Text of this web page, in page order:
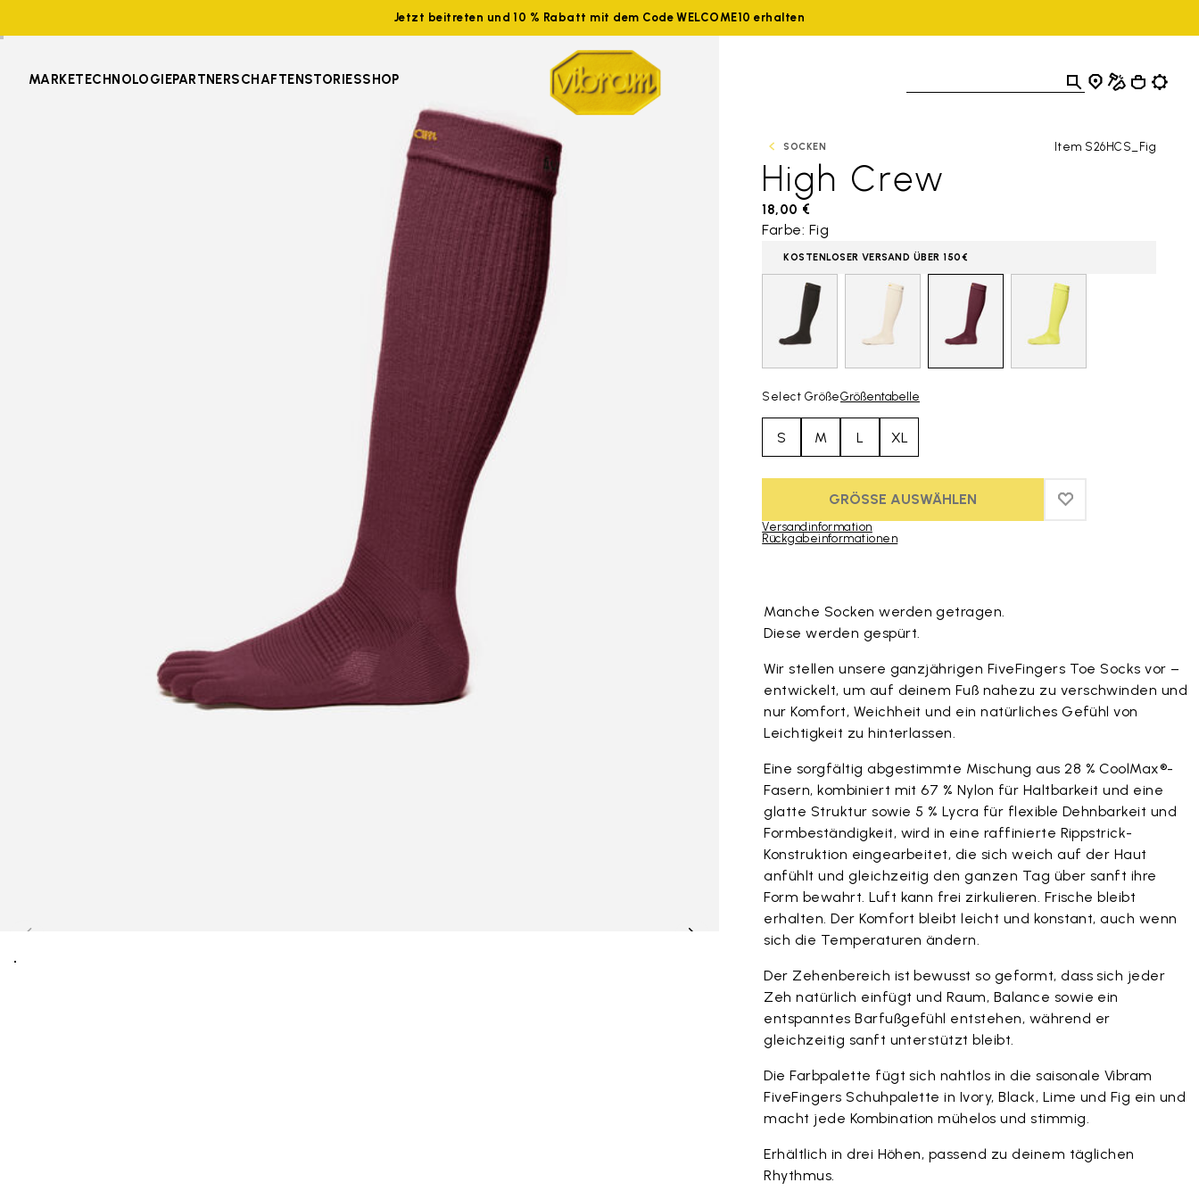
Jetzt beitreten und 10 % Rabatt mit dem Code WELCOME10 erhalten
MARKETECHNOLOGIEPARTNERSCHAFTENSTORIESSHOP
SOCKEN Item S26HCS_Fig
High Crew
18,00 €
Farbe: Fig
KOSTENLOSER VERSAND ÜBER 150€
Select GrößeGrößentabelle
S M L XL
GRÖSSE AUSWÄHLEN ADD TO WISHLIST
ADD TO WISHLIST
Versandinformation
Rückgabeinformationen
Manche Socken werden getragen.
Diese werden gespürt.
Wir stellen unsere ganzjährigen FiveFingers Toe Socks vor –
entwickelt, um auf deinem Fuß nahezu zu verschwinden und
nur Komfort, Weichheit und ein natürliches Gefühl von
Leichtigkeit zu hinterlassen.
Eine sorgfältig abgestimmte Mischung aus 28 % CoolMax®-
Fasern, kombiniert mit 67 % Nylon für Haltbarkeit und eine
glatte Struktur sowie 5 % Lycra für flexible Dehnbarkeit und
Formbeständigkeit, wird in eine raffinierte Rippstrick-
Konstruktion eingearbeitet, die sich weich auf der Haut
anfühlt und gleichzeitig den ganzen Tag über sanft ihre
Form bewahrt. Luft kann frei zirkulieren. Frische bleibt
erhalten. Der Komfort bleibt leicht und konstant, auch wenn
sich die Temperaturen ändern.
Der Zehenbereich ist bewusst so geformt, dass sich jeder
Zeh natürlich einfügt und Raum, Balance sowie ein
entspanntes Barfußgefühl entstehen, während er
gleichzeitig sanft unterstützt bleibt.
Die Farbpalette fügt sich nahtlos in die saisonale Vibram
FiveFingers Schuhpalette in Ivory, Black, Lime und Fig ein und
macht jede Kombination mühelos und stimmig.
Erhältlich in drei Höhen, passend zu deinem täglichen
Rhythmus.